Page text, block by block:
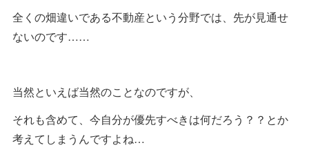
全くの畑違いである不動産という分野では、先が見通せ
ないのです……
当然といえば当然のことなのですが、
それも含めて、今自分が優先すべきは何だろう？？とか
考えてしまうんですよね…